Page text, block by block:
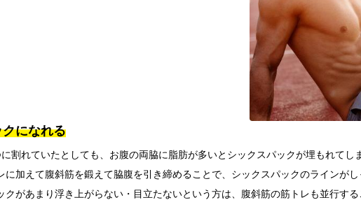
になれる
割れていたとしても、お腹の両脇に脂肪が多いとシックスパックが埋もれてし
に加えて腹斜筋を鍛えて脇腹を引き締めることで、シックスパックのラインが
クがあまり浮き上がらない・目立たないという方は、腹斜筋の筋トレも並行す